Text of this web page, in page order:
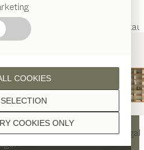
COOKIES ONLY
COOKIES
nyaStuhl filignoRegal
Kontakt